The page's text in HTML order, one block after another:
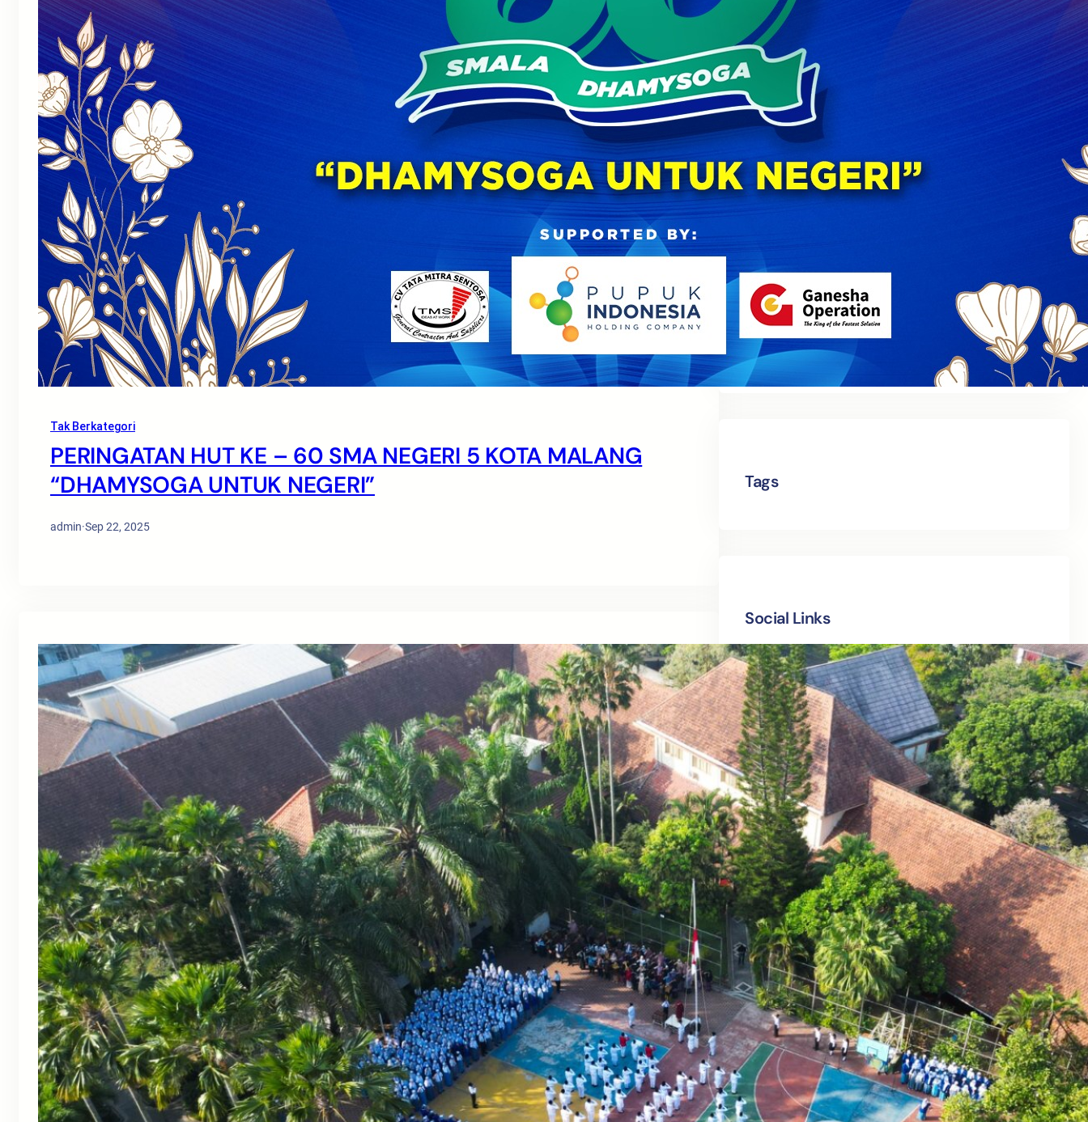
Tak Berkategori
PERINGATAN HUT KE – 60 SMA NEGERI 5 KOTA MALANG
“DHAMYSOGA UNTUK NEGERI”
admin·Sep 22, 2025
SMA Negeri 5 Malang Gelar Sosialisasi Tes
Kemampuan Akademik (TKA) bagi Siswa Kelas
XII Libatkan Orang Tua dan Komite Sekolah
30 July 2026
PERINGATAN HUT KE – 60 SMA NEGERI 5 KOTA
MALANG “DHAMYSOGA UNTUK NEGERI”
22 September 2025
Semarak Kemerdekaan di SMAN 5 Malang: Dari
Lomba Unik Hingga Upacara Khidmat, Siswa
Disiplin Positif
31 July 2025
MPLS 2025
11 July 2025
Tags
Social Links
Facebook Twitter LinkedIn Instagram